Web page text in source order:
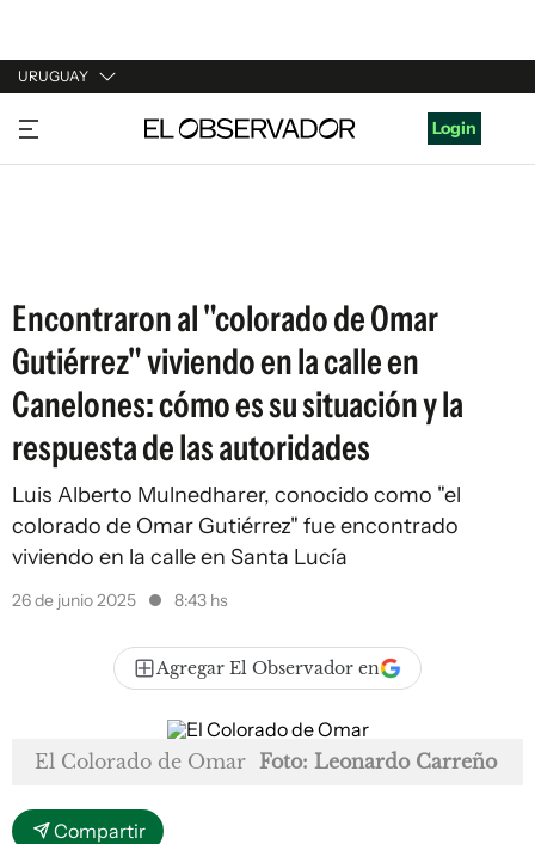
URUGUAY
URUGUAY
ARGENTINA
Login
Encontraron al "colorado de Omar
Gutiérrez" viviendo en la calle en
Canelones: cómo es su situación y la
respuesta de las autoridades
Luis Alberto Mulnedharer, conocido como "el
colorado de Omar Gutiérrez" fue encontrado
viviendo en la calle en Santa Lucía
26 de junio 2025 8:43 hs
Agregar El Observador en
El Colorado de Omar Foto: Leonardo Carreño
Compartir